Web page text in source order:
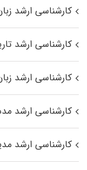
کارشناسی ارشد
کارشناسی ارشد
کارشناسی ارشد
کارشناسی ارشد
کارشناسی ارشد